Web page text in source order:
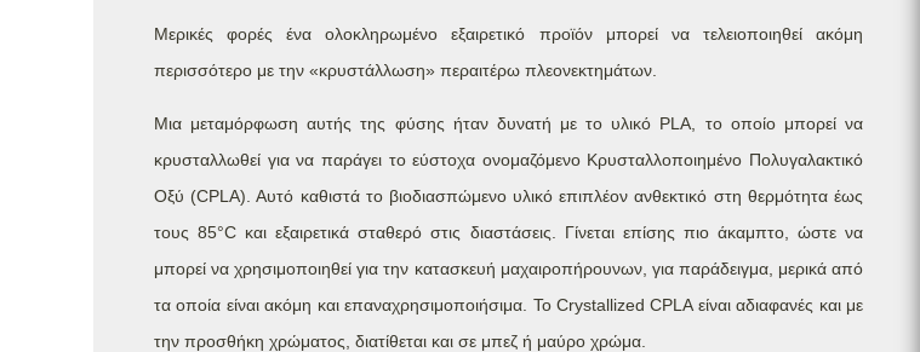
Μερικές φορές ένα ολοκληρωμένο εξαιρετικό προϊόν μπορεί να τελειοποιηθεί ακόμη
περισσότερο με την «κρυστάλλωση» περαιτέρω πλεονεκτημάτων.
Μια μεταμόρφωση αυτής της φύσης ήταν δυνατή με το υλικό PLA, το οποίο μπορεί να
κρυσταλλωθεί για να παράγει το εύστοχα ονομαζόμενο Κρυσταλλοποιημένο Πολυγαλακτικό
Οξύ (CPLA). Αυτό καθιστά το βιοδιασπώμενο υλικό επιπλέον ανθεκτικό στη θερμότητα έως
τους 85°C και εξαιρετικά σταθερό στις διαστάσεις. Γίνεται επίσης πιο άκαμπτο, ώστε να
μπορεί να χρησιμοποιηθεί για την κατασκευή μαχαιροπήρουνων, για παράδειγμα, μερικά από
τα οποία είναι ακόμη και επαναχρησιμοποιήσιμα. Το Crystallized CPLA είναι αδιαφανές και με
την προσθήκη χρώματος, διατίθεται και σε μπεζ ή μαύρο χρώμα.